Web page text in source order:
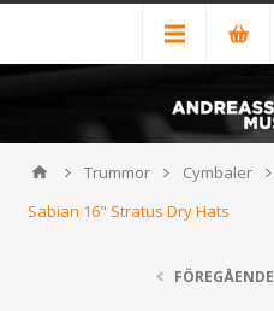
Trummor Cymbaler
Sabian 16" Stratus Dry Hats
FÖREGÅENDE